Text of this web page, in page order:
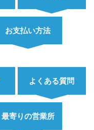
お支払い方法
よくある質問
最寄りの営業所